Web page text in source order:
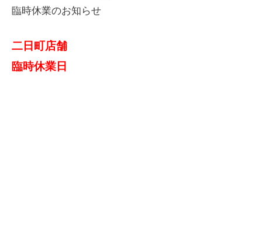
臨時休業のお知らせ
二日町店舗
臨時休業日